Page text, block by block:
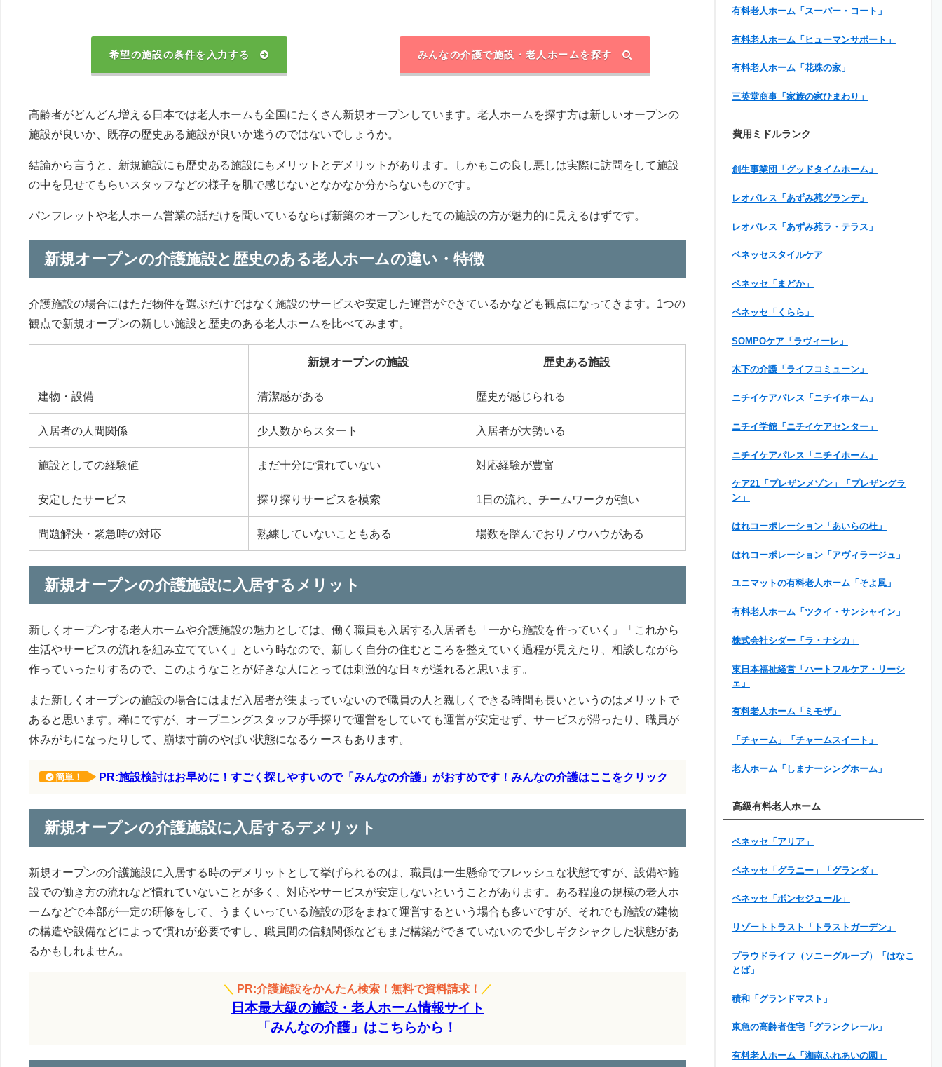
希望の施設の条件を入力する みんなの介護で施設・老人ホームを探す
高齢者がどんどん増える日本では老人ホームも全国にたくさん新規オープンしています。老人ホームを探す方は新しいオープンの
施設が良いか、既存の歴史ある施設が良いか迷うのではないでしょうか。
結論から言うと、新規施設にも歴史ある施設にもメリットとデメリットがあります。しかもこの良し悪しは実際に訪問をして施設
の中を見せてもらいスタッフなどの様子を肌で感じないとなかなか分からないものです。
パンフレットや老人ホーム営業の話だけを聞いているならば新築のオープンしたての施設の方が魅力的に見えるはずです。
新規オープンの介護施設と歴史のある老人ホームの違い・特徴
介護施設の場合にはただ物件を選ぶだけではなく施設のサービスや安定した運営ができているかなども観点になってきます。1つの
観点で新規オープンの新しい施設と歴史のある老人ホームを比べてみます。
新規オープンの施設 歴史ある施設
建物・設備 清潔感がある 歴史が感じられる
入居者の人間関係 少人数からスタート 入居者が大勢いる
施設としての経験値 まだ十分に慣れていない 対応経験が豊富
安定したサービス 探り探りサービスを模索 1日の流れ、チームワークが強い
問題解決・緊急時の対応 熟練していないこともある 場数を踏んでおりノウハウがある
新規オープンの介護施設に入居するメリット
新しくオープンする老人ホームや介護施設の魅力としては、働く職員も入居する入居者も「一から施設を作っていく」「これから
生活やサービスの流れを組み立てていく」という時なので、新しく自分の住むところを整えていく過程が見えたり、相談しながら
作っていったりするので、このようなことが好きな人にとっては刺激的な日々が送れると思います。
また新しくオープンの施設の場合にはまだ入居者が集まっていないので職員の人と親しくできる時間も長いというのはメリットで
あると思います。稀にですが、オープニングスタッフが手探りで運営をしていても運営が安定せず、サービスが滞ったり、職員が
休みがちになったりして、崩壊寸前のやばい状態になるケースもあります。
簡単！ PR:施設検討はお早めに！すごく探しやすいので「みんなの介護」がおすめです！みんなの介護はここをクリック
新規オープンの介護施設に入居するデメリット
新規オープンの介護施設に入居する時のデメリットとして挙げられるのは、職員は一生懸命でフレッシュな状態ですが、設備や施
設での働き方の流れなど慣れていないことが多く、対応やサービスが安定しないということがあります。ある程度の規模の老人ホ
ームなどで本部が一定の研修をして、うまくいっている施設の形をまねて運営するという場合も多いですが、それでも施設の建物
の構造や設備などによって慣れが必要ですし、職員間の信頼関係などもまだ構築ができていないので少しギクシャクした状態があ
るかもしれません。
＼ PR:介護施設をかんたん検索！無料で資料請求！ ／
日本最大級の施設・老人ホーム情報サイト
「みんなの介護」はこちらから！
有料老人ホーム「スーパー・コート」
有料老人ホーム「ヒューマンサポート」
有料老人ホーム「花珠の家」
三英堂商事「家族の家ひまわり」
費用ミドルランク
創生事業団「グッドタイムホーム」
レオパレス「あずみ苑グランデ」
レオパレス「あずみ苑ラ・テラス」
ベネッセスタイルケア
ベネッセ「まどか」
ベネッセ「くらら」
SOMPOケア「ラヴィーレ」
木下の介護「ライフコミューン」
ニチイケアパレス「ニチイホーム」
ニチイ学館「ニチイケアセンター」
ニチイケアパレス「ニチイホーム」
ケア21「プレザンメゾン」「プレザングラ
ン」
はれコーポレーション「あいらの杜」
はれコーポレーション「アヴィラージュ」
ユニマットの有料老人ホーム「そよ風」
有料老人ホーム「ツクイ・サンシャイン」
株式会社シダー「ラ・ナシカ」
東日本福祉経営「ハートフルケア・リーシ
ェ」
有料老人ホーム「ミモザ」
「チャーム」「チャームスイート」
老人ホーム「しまナーシングホーム」
高級有料老人ホーム
ベネッセ「アリア」
ベネッセ「グラニー」「グランダ」
ベネッセ「ボンセジュール」
リゾートトラスト「トラストガーデン」
プラウドライフ（ソニーグループ）「はなこ
とば」
積和「グランドマスト」
東急の高齢者住宅「グランクレール」
有料老人ホーム「湘南ふれあいの園」